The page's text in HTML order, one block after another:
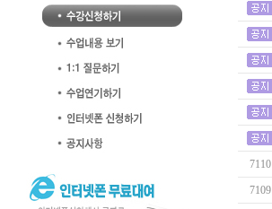
7110
7109